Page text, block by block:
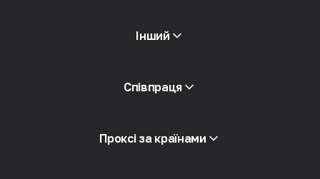
Інший
Доступ до API
Iнтеграція
Співпраця
Партнерська програма
Ресейлінг
Проксі за країнами